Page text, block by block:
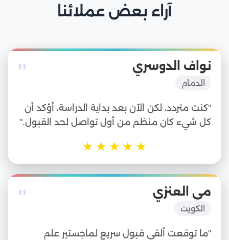
آراء بعض عملائنا
" نواف الدوسري
الدمام
"كنت متردد، لكن الآن بعد بداية الدراسة، أؤكد أن
كل شيء كان منظم من أول تواصل لحد القبول."
★
★
★
★
★
" مي العنزي
الكويت
"ما توقعت ألقى قبول سريع لماجستير علم